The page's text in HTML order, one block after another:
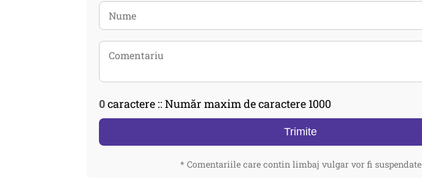
0caractere :: Număr maxim de caractere 1000
Trimite
* Comentariile care contin limbaj vulgar vor fi suspendate